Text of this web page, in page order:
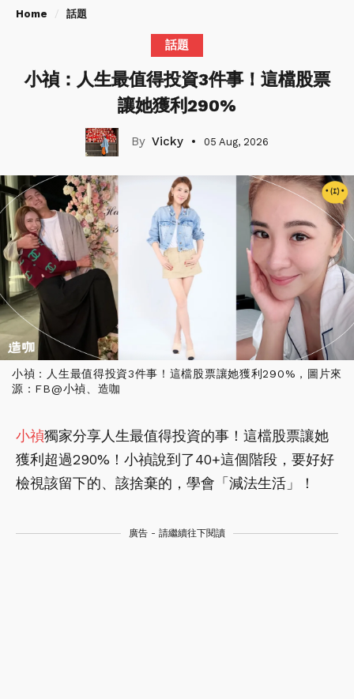
Home 話題
話題
小禎：人生最值得投資3件事！這檔股票
讓她獲利290%
Vicky 05 Aug, 2026
小禎：人生最值得投資3件事！這檔股票讓她獲利290%，圖片來
源：FB@小禎、造咖
小禎獨家分享人生最值得投資的事！這檔股票讓她
獲利超過290%！小禎說到了40+這個階段，要好好
檢視該留下的、該捨棄的，學會「減法生活」！
廣告 - 請繼續往下閱讀